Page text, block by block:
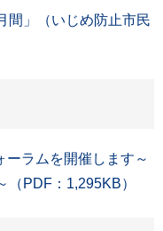
間」（いじめ防止市民
ーラムを開催します～
（PDF：1,295KB）